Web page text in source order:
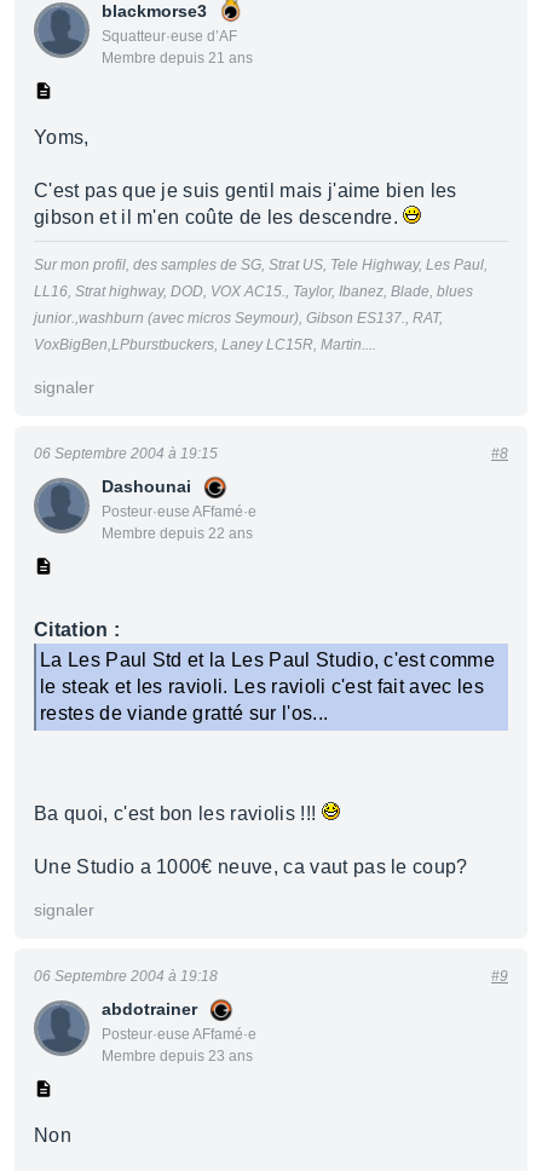
blackmorse3
Squatteur·euse d’AF
Membre depuis 21 ans
Yoms,
C'est pas que je suis gentil mais j'aime bien les
gibson et il m'en coûte de les descendre.
Sur mon profil, des samples de SG, Strat US, Tele Highway, Les Paul,
LL16, Strat highway, DOD, VOX AC15., Taylor, Ibanez, Blade, blues
junior.,washburn (avec micros Seymour), Gibson ES137., RAT,
VoxBigBen,LPburstbuckers, Laney LC15R, Martin....
signaler
Dashounai
Posteur·euse AFfamé·e
Membre depuis 22 ans
06 Septembre 2004 à 19:15 #8
Citation :
La Les Paul Std et la Les Paul Studio, c'est comme
le steak et les ravioli. Les ravioli c'est fait avec les
restes de viande gratté sur l'os...
Ba quoi, c'est bon les raviolis !!!
Une Studio a 1000€ neuve, ca vaut pas le coup?
signaler
abdotrainer
Posteur·euse AFfamé·e
Membre depuis 23 ans
06 Septembre 2004 à 19:18 #9
Non